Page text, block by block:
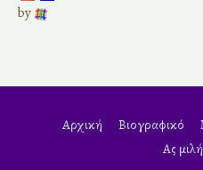
by
Αρχική Βιογραφικό
Ας